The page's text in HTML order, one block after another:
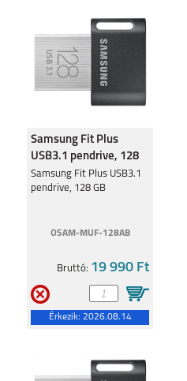
Samsung Fit Plus
USB3.1 pendrive, 128
GB
Samsung Fit Plus USB3.1
pendrive, 128 GB
OSAM-MUF-128AB
Bruttó: 19 990 Ft
Érkezik: 2026.08.14